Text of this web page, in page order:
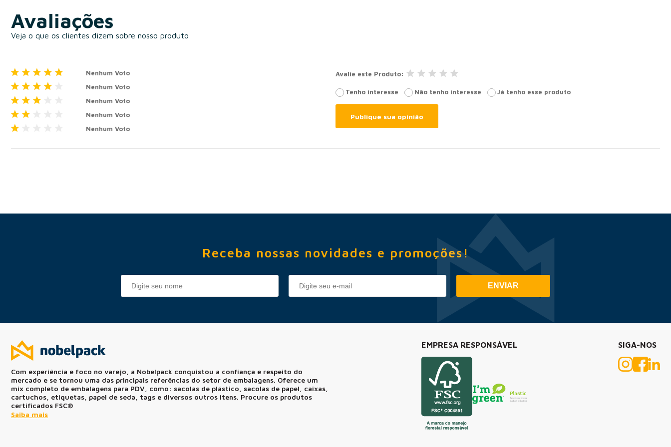
Avaliações
Veja o que os clientes dizem sobre nosso produto
Nenhum Voto
Nenhum Voto
Nenhum Voto
Nenhum Voto
Nenhum Voto
Avalie este Produto
Tenho interesse Não tenho interesse Já tenho esse produto
Publique sua opinião
Receba nossas novidades e promoções!
ENVIAR
Com experiência e foco no varejo, a Nobelpack conquistou a confiança e respeito do
mercado e se tornou uma das principais referências do setor de embalagens. Oferece um
mix completo de embalagens para PDV, como: sacolas de plástico, sacolas de papel, caixas,
cartuchos, etiquetas, papel de seda, tags e diversos outros itens. Procure os produtos
certificados FSC®
Saiba mais
EMPRESA RESPONSÁVEL SIGA-NOS